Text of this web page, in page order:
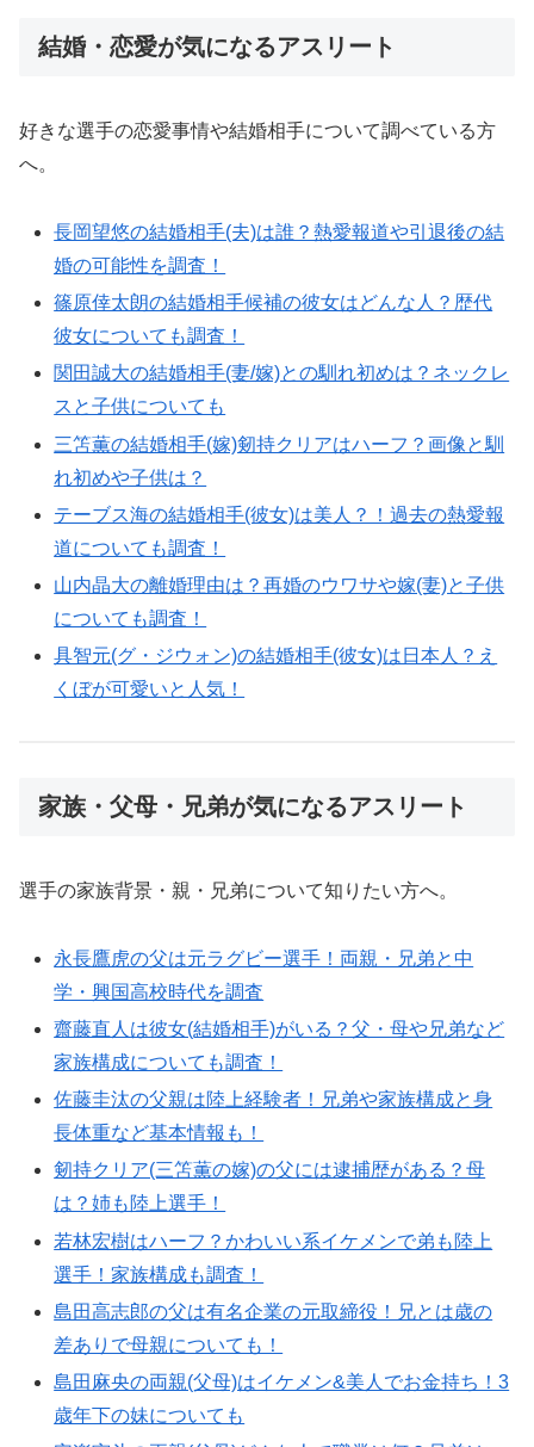
結婚・恋愛が気になるアスリート
好きな選手の恋愛事情や結婚相手について調べている方
へ。
長岡望悠の結婚相手(夫)は誰？熱愛報道や引退後の結
婚の可能性を調査！
篠原倖太朗の結婚相手候補の彼女はどんな人？歴代
彼女についても調査！
関田誠大の結婚相手(妻/嫁)との馴れ初めは？ネックレ
スと子供についても
三笘薫の結婚相手(嫁)剱持クリアはハーフ？画像と馴
れ初めや子供は？
テーブス海の結婚相手(彼女)は美人？！過去の熱愛報
道についても調査！
山内晶大の離婚理由は？再婚のウワサや嫁(妻)と子供
についても調査！
具智元(グ・ジウォン)の結婚相手(彼女)は日本人？え
くぼが可愛いと人気！
家族・父母・兄弟が気になるアスリート
選手の家族背景・親・兄弟について知りたい方へ。
永長鷹虎の父は元ラグビー選手！両親・兄弟と中
学・興国高校時代を調査
齋藤直人は彼女(結婚相手)がいる？父・母や兄弟など
家族構成についても調査！
佐藤圭汰の父親は陸上経験者！兄弟や家族構成と身
長体重など基本情報も！
剱持クリア(三笘薫の嫁)の父には逮捕歴がある？母
は？姉も陸上選手！
若林宏樹はハーフ？かわいい系イケメンで弟も陸上
選手！家族構成も調査！
島田高志郎の父は有名企業の元取締役！兄とは歳の
差ありで母親についても！
島田麻央の両親(父母)はイケメン&美人でお金持ち！3
歳年下の妹についても